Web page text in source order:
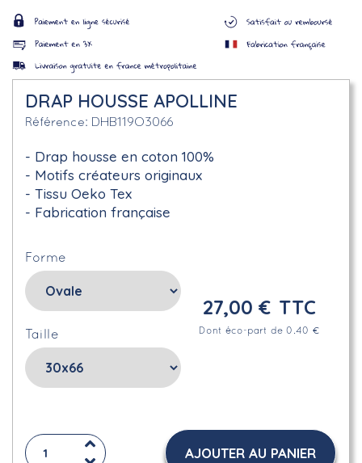
DRAP HOUSSE APOLLINE
Référence DHB119O3066
Drap housse en coton 100%
Motifs créateurs originaux
Tissu Oeko Tex
Fabrication française
Forme
Taille
27,00 € TTC
Dont éco-part de 0.40 €
AJOUTER AU PANIER